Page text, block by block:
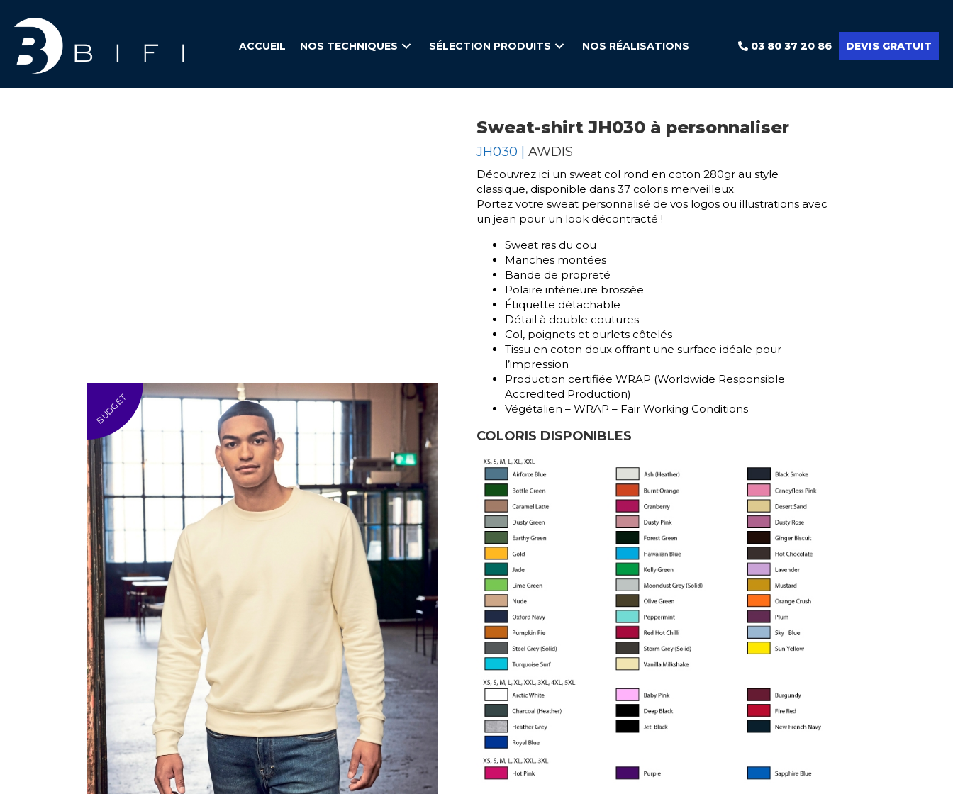
ACCUEIL NOS TECHNIQUES SÉLECTION PRODUITS NOS RÉALISATIONS 03 80 37 20 86 DEVIS GRATUIT
BUDGET
Sweat-shirt JH030 à personnaliser
JH030 | AWDIS
Découvrez ici un sweat col rond en coton 280gr au style
classique, disponible dans 37 coloris merveilleux.
Portez votre sweat personnalisé de vos logos ou illustrations avec
un jean pour un look décontracté !
Sweat ras du cou
Manches montées
Bande de propreté
Polaire intérieure brossée
Étiquette détachable
Détail à double coutures
Col, poignets et ourlets côtelés
Tissu en coton doux offrant une surface idéale pour
l’impression
Production certifiée WRAP (Worldwide Responsible
Accredited Production)
Végétalien – WRAP – Fair Working Conditions
COLORIS DISPONIBLES